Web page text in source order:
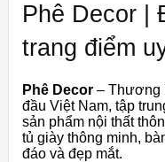
Phê Decor |
trang điểm
Phê Decor – Thương
đầu Việt Nam, tập
sản phẩm nội thất
tủ giày thông minh,
đáo và đẹp mắt.